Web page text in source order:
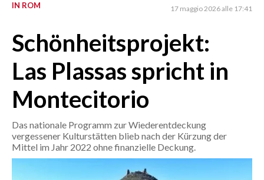
CRONACA
ITALIA
MONDO
POLITICA
ECONOMIA
IN ROM 17 maggio 2026 alle 17:41
Schönheitsprojekt:
Las Plassas spricht in
Montecitorio
Das nationale Programm zur Wiederentdeckung
vergessener Kulturstätten blieb nach der Kürzung der
Mittel im Jahr 2022 ohne finanzielle Deckung.